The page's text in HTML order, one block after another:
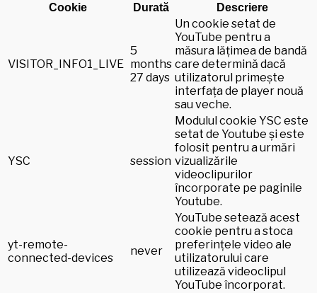
Cookie Durată Descriere
VISITOR_INFO1_LIVE
5
months
27 days
Un cookie setat de
YouTube pentru a
măsura lățimea de bandă
care determină dacă
utilizatorul primește
interfața de player nouă
sau veche.
YSC session
Modulul cookie YSC este
setat de Youtube și este
folosit pentru a urmări
vizualizările
videoclipurilor
încorporate pe paginile
Youtube.
yt-remote-
connected-devices
never
YouTube setează acest
cookie pentru a stoca
preferințele video ale
utilizatorului care
utilizează videoclipul
YouTube încorporat.